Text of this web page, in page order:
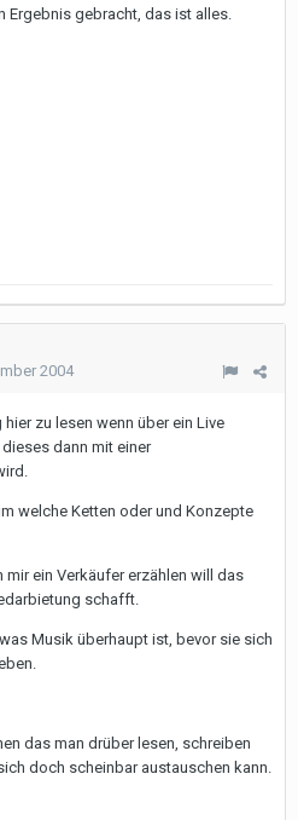
Ergebnis gebracht, das ist alles.
2004
zu lesen wenn über ein Live
dann mit einer
welche Ketten oder und Konzepte
ein Verkäufer erzählen will das
schafft.
Musik überhaupt ist, bevor sie sich
das man drüber lesen, schreiben
doch scheinbar austauschen kann.